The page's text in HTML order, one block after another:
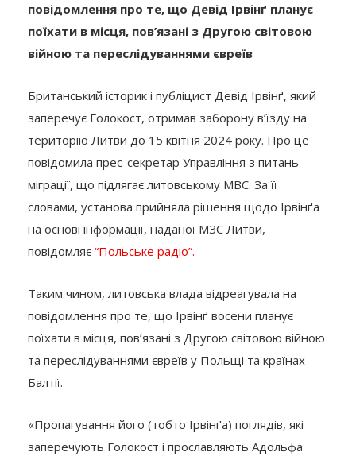
повідомлення про те, що Девід Ірвінґ планує
поїхати в місця, пов’язані з Другою світовою
війною та переслідуваннями євреїв
Британський історик і публіцист Девід Ірвінґ, який
заперечує Голокост, отримав заборону в’їзду на
територію Литви до 15 квітня 2024 року. Про це
повідомила прес-секретар Управління з питань
міграції, що підлягає литовському МВС. За її
словами, установа прийняла рішення щодо Ірвінґа
на основі інформації, наданої МЗС Литви,
повідомляє “Польське радіо”.
Таким чином, литовська влада відреагувала на
повідомлення про те, що Ірвінґ восени планує
поїхати в місця, пов’язані з Другою світовою війною
та переслідуваннями євреїв у Польщі та країнах
Балтії.
«Пропагування його (тобто Ірвінґа) поглядів, які
заперечують Голокост і прославляють Адольфа